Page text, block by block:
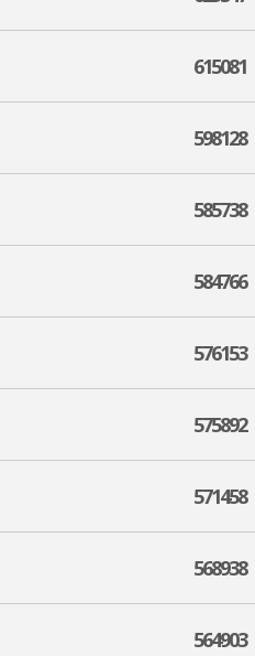
615081
598128
585738
584766
576153
575892
571458
568938
564903